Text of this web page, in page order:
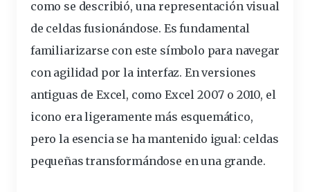
como se describió, una representación visual
de celdas fusionándose. Es fundamental
familiarizarse con este símbolo para navegar
con agilidad por la interfaz. En versiones
antiguas de Excel, como Excel 2007 o 2010, el
icono era ligeramente más esquemático,
pero la esencia se ha mantenido igual: celdas
pequeñas transformándose en una grande.